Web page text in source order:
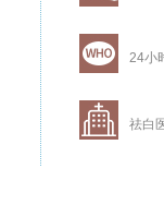
24小
祛白